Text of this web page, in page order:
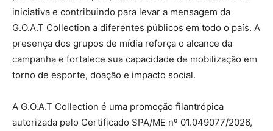
iniciativa e contribuindo para levar a mensagem da
G.O.A.T Collection a diferentes públicos em todo o país. A
presença dos grupos de mídia reforça o alcance da
campanha e fortalece sua capacidade de mobilização em
torno de esporte, doação e impacto social.
A G.O.A.T Collection é uma promoção filantrópica
autorizada pelo Certificado SPA/ME nº 01.049077/2026,